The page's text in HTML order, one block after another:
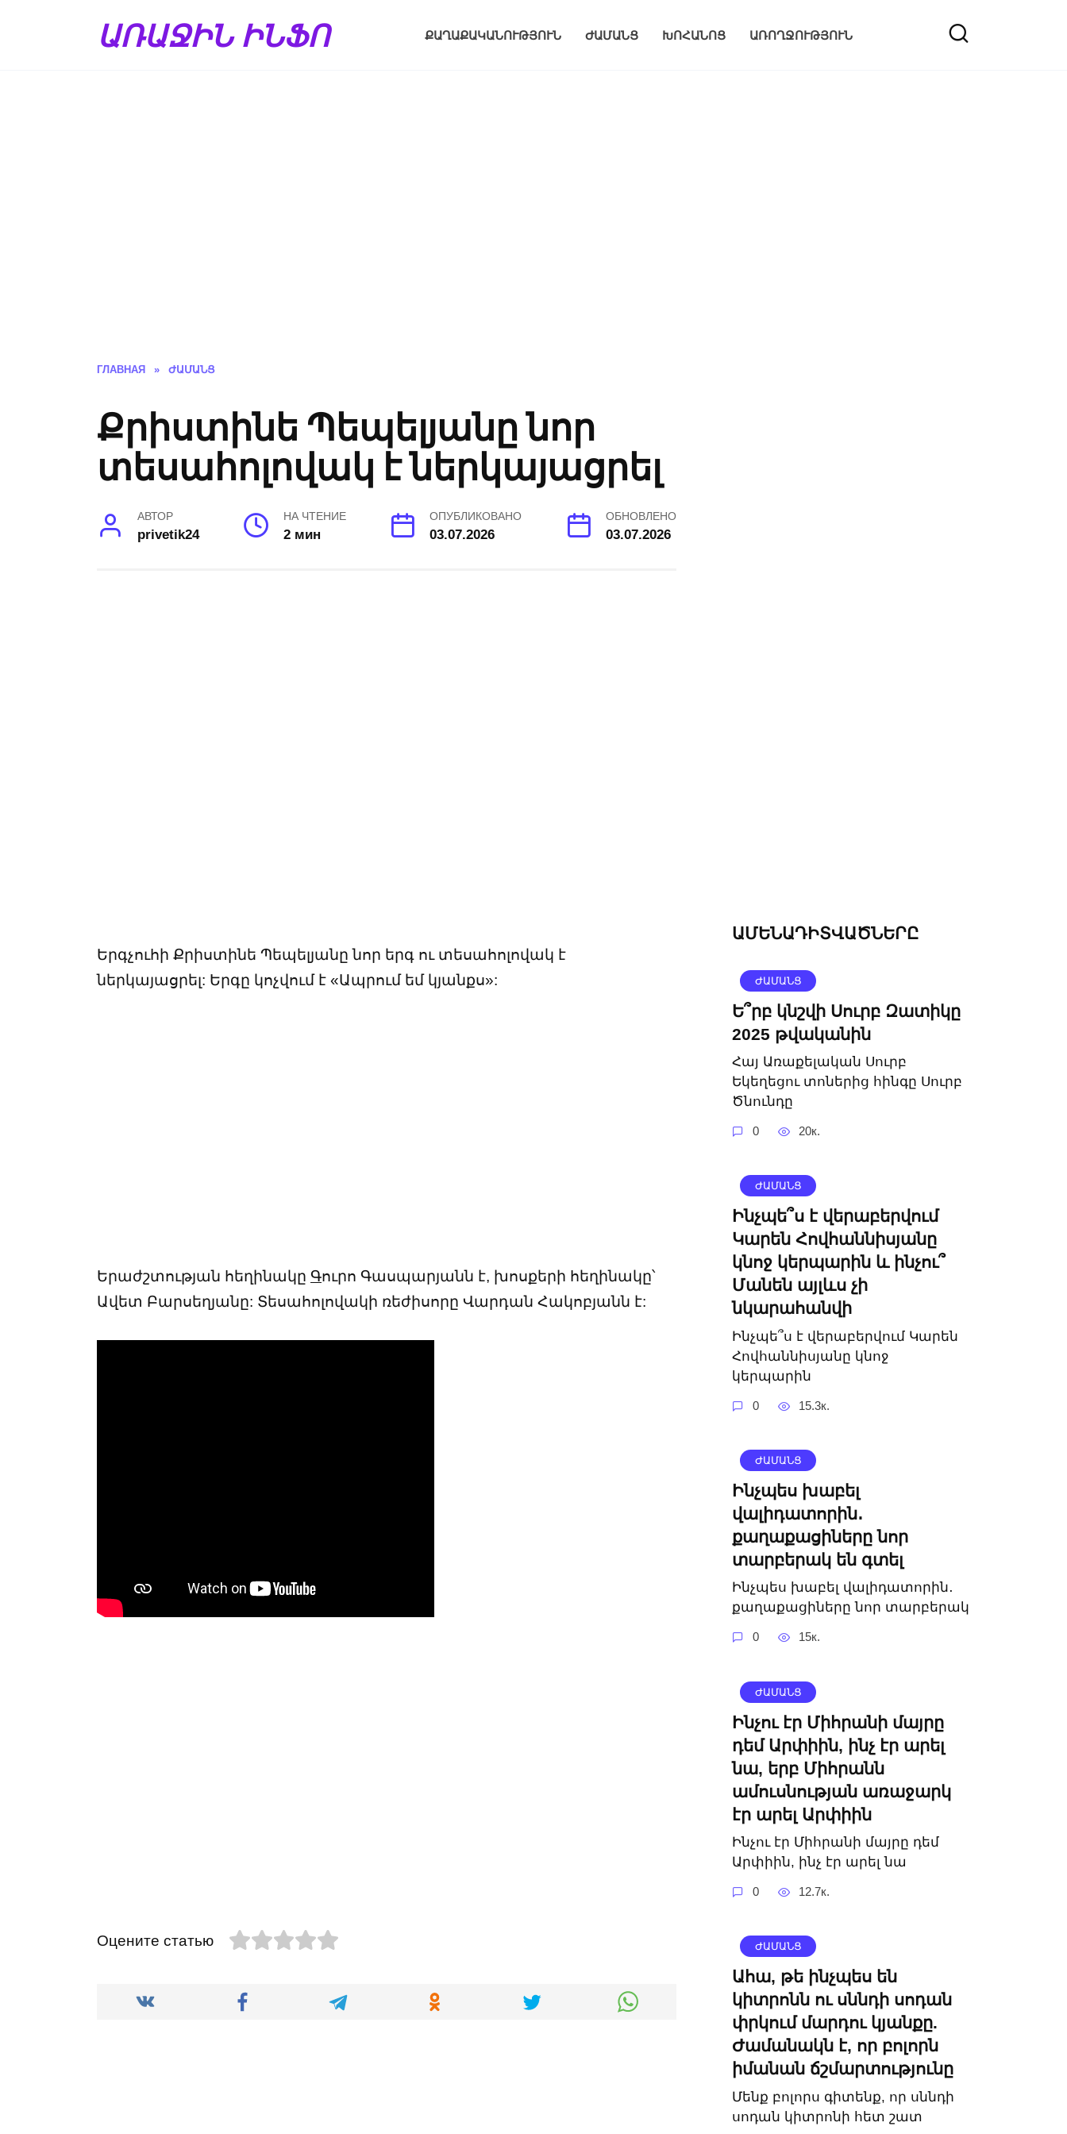
ԱՌԱՋԻՆ ԻՆՖՈ ՔԱՂԱՔԱԿԱՆՈՒԹՅՈՒՆ ԺԱՄԱՆՑ ԽՈՀԱՆՈՑ ԱՌՈՂՋՈՒԹՅՈՒՆ
ГЛАВНАЯ » ԺԱՄԱՆՑ
Քրիստինե Պեպելյանը նոր
տեսահոլովակ է ներկայացրել
АВТОР
privetik24
НА ЧТЕНИЕ
2 мин
ОПУБЛИКОВАНО
03.07.2026
ОБНОВЛЕНО
03.07.2026
Երգչուհի Քրիստինե Պեպելյանը նոր երգ ու տեսահոլովակ է
ներկայացրել: Երգը կոչվում է «Ապրում եմ կյանքս»:
Երաժշտության հեղինակը Գուրո Գասպարյանն է, խոսքերի հեղինակը՝
Ավետ Բարսեղյանը: Տեսահոլովակի ռեժիսորը Վարդան Հակոբյանն է:
Оцените статью
ԱՄԵՆԱԴԻՏՎԱԾՆԵՐԸ
ԺԱՄԱՆՑ
Ե՞րբ կնշվի Սուրբ Զատիկը
2025 թվականին
Հայ Առաքելական Սուրբ
Եկեղեցու տոներից հինգը Սուրբ
Ծնունդը
0 20к.
ԺԱՄԱՆՑ
Ինչպե՞ս է վերաբերվում
Կարեն Հովհաննիսյանը
կնոջ կերպարին և ինչու՞
Մանեն այլևս չի
նկարահանվի
Ինչպե՞ս է վերաբերվում Կարեն
Հովհաննիսյանը կնոջ
կերպարին
0 15.3к.
ԺԱՄԱՆՑ
Ինչպես խաբել
վալիդատորին․
քաղաքացիները նոր
տարբերակ են գտել
Ինչպես խաբել վալիդատորին․
քաղաքացիները նոր տարբերակ
0 15к.
ԺԱՄԱՆՑ
Ինչու էր Միհրանի մայրը
դեմ Արփիին, ինչ էր արել
նա, երբ Միհրանն
ամուսնության առաջարկ
էր արել Արփիին
Ինչու էր Միհրանի մայրը դեմ
Արփիին, ինչ էր արել նա
0 12.7к.
ԺԱՄԱՆՑ
Ահա, թե ինչպես են
կիտրոնն ու սննդի սոդան
փրկում մարդու կյանքը.
Ժամանակն է, որ բոլորն
իմանան ճշմարտությունը
Մենք բոլորս գիտենք, որ սննդի
սոդան կիտրոնի հետ շատ